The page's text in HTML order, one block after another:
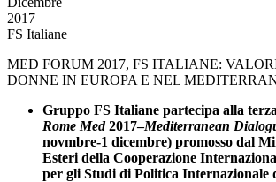
2017
FS Italiane
MED FORUM 2017, FS ITALIANE:
DONNE IN EUROPA E NEL
Gruppo FS Italiane partecipa alla
Rome Med2017–Mediterranean
novmbre-1 dicembre) promosso dal
Esteri della Cooperazione
per gli Studi di Politica Internazionale